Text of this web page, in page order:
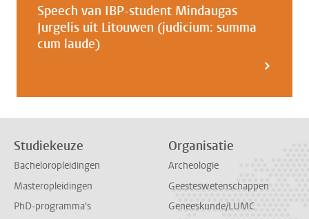
Speech van IBP-student Mindaugas
Jurgelis uit Litouwen (judicium: summa
cum laude)
Studiekeuze
Bacheloropleidingen
Masteropleidingen
PhD-programma's
Organisatie
Archeologie
Geesteswetenschappen
Geneeskunde/LUMC